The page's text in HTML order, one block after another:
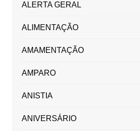
ALERTA GERAL
ALIMENTAÇÃO
AMAMENTAÇÃO
AMPARO
ANISTIA
ANIVERSÁRIO